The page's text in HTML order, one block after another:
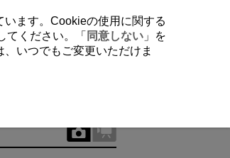
ます。Cookieの使用に関する
てください。「 同意しない 」を
いつでもご変更いただけま